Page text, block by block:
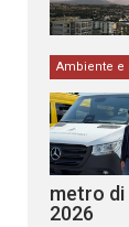
Ambiente e
metro di
2026